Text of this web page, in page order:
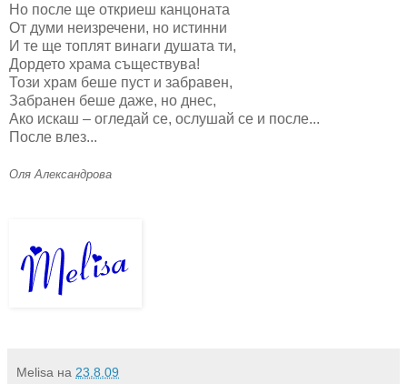
Но после ще откриеш канцоната
От думи неизречени, но истинни
И те ще топлят винаги душата ти,
Дордето храма съществува!
Този храм беше пуст и забравен,
Забранен беше даже, но днес,
Ако искаш – огледай се, ослушай се и после...
После влез...
Оля Александрова
Melisa на 23.8.09